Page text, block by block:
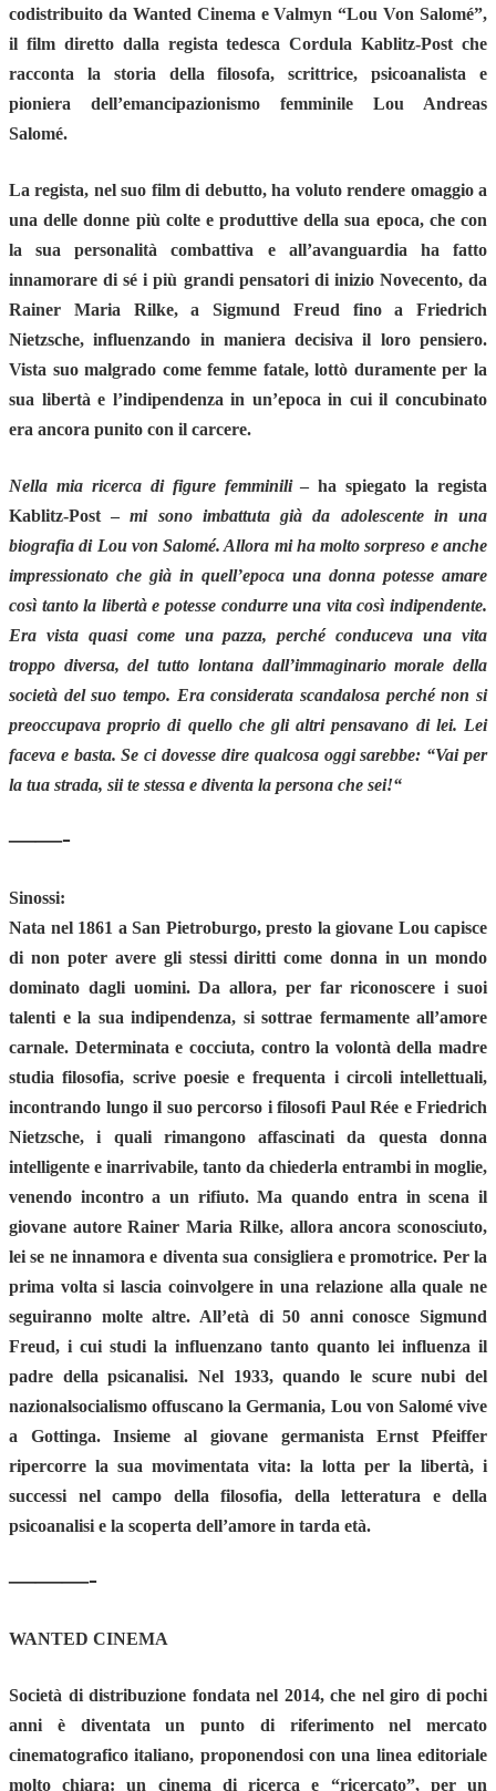
codistribuito da Wanted Cinema eValmyn “Lou Von Salomé”,
il film diretto dalla regista tedescaCordula Kablitz-Post che
racconta la storia della filosofa, scrittrice, psicoanalista e
pioniera dell’emancipazionismo femminile Lou Andreas
Salomé.
La regista, nel suo film di debutto, ha voluto rendere omaggio a
una delle donne più colte e produttive della sua epoca, che con
la sua personalità combattiva e all’avanguardia ha fatto
innamorare di sé i più grandi pensatori di inizio Novecento, da
Rainer Maria Rilke, a Sigmund Freud fino a Friedrich
Nietzsche, influenzando in maniera decisiva il loro pensiero.
Vista suo malgrado come femme fatale, lottò duramente per la
sua libertà e l’indipendenza in un’epoca in cui il concubinato
era ancora punito con il carcere.
Nella mia ricerca di figure femminili– ha spiegato la regista
Kablitz-Post –mi sono imbattuta già da adolescente in una
biografia di Lou von Salomé. Allora mi ha molto sorpreso e anche
impressionato che già in quell’epoca una donna potesse amare
così tanto la libertà e potesse condurre una vita così indipendente.
Era vista quasi come una pazza, perché conduceva una vita
troppo diversa, del tutto lontana dall’immaginario morale della
società del suo tempo. Era considerata scandalosa perché non si
preoccupava proprio di quello che gli altri pensavano di lei. Lei
faceva e basta. Se ci dovesse dire qualcosa oggi sarebbe: “Vai per
la tua strada, sii te stessa e diventa la persona che sei!“
——-
Sinossi:
Nata nel 1861 a San Pietroburgo, presto la giovane Lou capisce
di non poter avere gli stessi diritti come donna in un mondo
dominato dagli uomini. Da allora, per far riconoscere i suoi
talenti e la sua indipendenza, si sottrae fermamente all’amore
carnale. Determinata e cocciuta, contro la volontà della madre
studia filosofia, scrive poesie e frequenta i circoli intellettuali,
incontrando lungo il suo percorso i filosofi Paul Rée e Friedrich
Nietzsche, i quali rimangono affascinati da questa donna
intelligente e inarrivabile, tanto da chiederla entrambi in moglie,
venendo incontro a un rifiuto. Ma quando entra in scena il
giovane autore Rainer Maria Rilke, allora ancora sconosciuto,
lei se ne innamora e diventa sua consigliera e promotrice. Per la
prima volta si lascia coinvolgere in una relazione alla quale ne
seguiranno molte altre. All’età di 50 anni conosce Sigmund
Freud, i cui studi la influenzano tanto quanto lei influenza il
padre della psicanalisi. Nel 1933, quando le scure nubi del
nazionalsocialismo offuscano la Germania, Lou von Salomé vive
a Gottinga. Insieme al giovane germanista Ernst Pfeiffer
ripercorre la sua movimentata vita: la lotta per la libertà, i
successi nel campo della filosofia, della letteratura e della
psicoanalisi e la scoperta dell’amore in tarda età.
———-
WANTED CINEMA
Società di distribuzione fondata nel 2014, che nel giro di pochi
anni è diventata un punto di riferimento nel mercato
cinematografico italiano, proponendosi con una linea editoriale
molto chiara: un cinema di ricerca e “ricercato”, per un